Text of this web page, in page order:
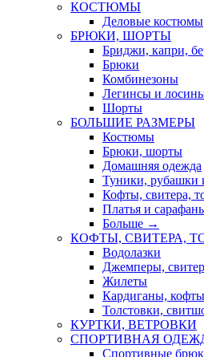
КОСТЮМЫ
Деловые костюмы
БРЮКИ, ШОРТЫ
Бриджи, капри,
Брюки
Комбинезоны
Легинсы и
Шорты
БОЛЬШИЕ РАЗМЕРЫ
Костюмы
Брюки, шорты
Домашняя одежда
Туники, рубашки
Кофты, свитера,
Платья и
Больше →
КОФТЫ, СВИТЕРА,
Водолазки
Джемперы,
Жилеты
Кардиганы, кофты
Толстовки,
КУРТКИ, ВЕТРОВКИ
СПОРТИВНАЯ
Спортивные